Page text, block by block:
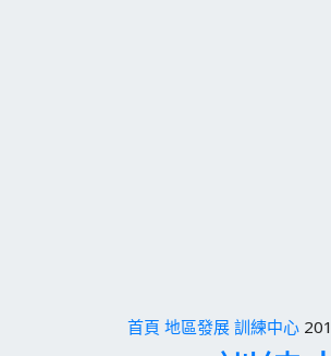
首頁 地區發展 訓練中心